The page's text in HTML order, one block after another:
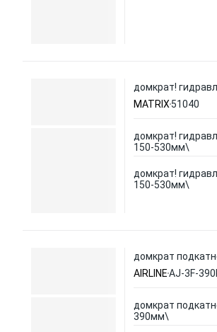
домкрат!
MATRIX 51040
домкрат!
150-530мм\
домкрат!
150-530мм\
домкрат
AIRLINEAJ-3F-
домкрат
390мм\